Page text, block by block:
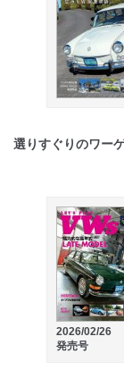
選りすぐりのワー
2026/02/26
発売号